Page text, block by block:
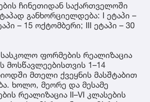
ჩინეთიდან საქართველოში
განხორციელდება: I ეტაპი –
– 15 ოქტომბერი; III ეტაპი – 30
ფორმების რეალიზაცია
მოსწავლეებისთვის 1–14
მთელი ქვეყნის მასშტაბით
ხოლო, მეორე და მესამე
რეალიზაცია II–VI კლასების